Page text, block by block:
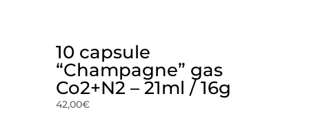
10 capsule
“Champagne” gas
Co2+N2 – 21ml / 16g
42,00€